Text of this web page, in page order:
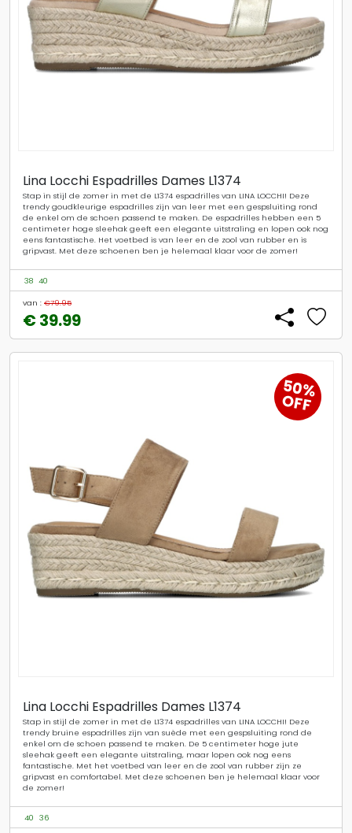
Lina Locchi Espadrilles Dames L1374
Stap in stijl de zomer in met de L1374 espadrilles van LINA LOCCHI! Deze
trendy goudkleurige espadrilles zijn van leer met een gespsluiting rond
de enkel om de schoen passend te maken. De espadrilles hebben een 5
centimeter hoge sleehak geeft een elegante uitstraling en lopen ook nog
eens fantastische. Het voetbed is van leer en de zool van rubber en is
gripvast. Met deze schoenen ben je helemaal klaar voor de zomer!
38 40
van : €79.95
€ 39.99
50%
OFF
Lina Locchi Espadrilles Dames L1374
Stap in stijl de zomer in met de L1374 espadrilles van LINA LOCCHI! Deze
trendy bruine espadrilles zijn van suède met een gespsluiting rond de
enkel om de schoen passend te maken. De 5 centimeter hoge jute
sleehak geeft een elegante uitstraling, maar lopen ook nog eens
fantastische. Met het voetbed van leer en de zool van rubber zijn ze
gripvast en comfortabel. Met deze schoenen ben je helemaal klaar voor
de zomer!
40 36